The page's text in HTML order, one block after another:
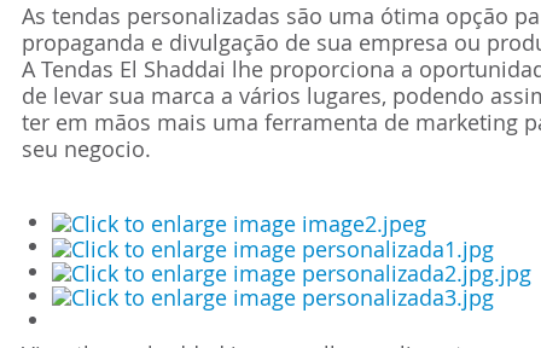
As tendas personalizadas são uma ótima opção
propaganda e divulgação de sua empresa ou
A Tendas El Shaddai lhe proporciona a
de levar sua marca a vários lugares, podendo
ter em mãos mais uma ferramenta de marketing
seu negocio.